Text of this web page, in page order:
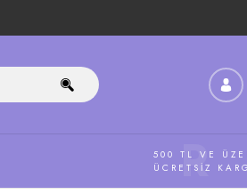
500 TL VE
ÜCRETSIZ